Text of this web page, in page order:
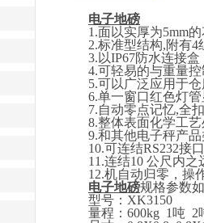
电子地磅
1.面以实厚为5mm
2.标准型结构,附有4
3. 以IP67防水连接盒
4.可轻易的与重量
5.可以广泛应用于
6.单一窗口红色灯
7.自动零点记忆,全
8.整体表面化学工
9.和其他电子秤产
10.可连结RS232接
11.连结10 公尺内之
12.机自动归零，操
电子地磅规格参数
型号： XK3150
量程： 600kg 1 吨 2